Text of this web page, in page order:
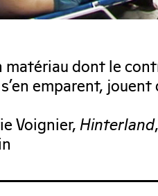
matériau dont le
emparent, jouent
Voignier,Hinterland